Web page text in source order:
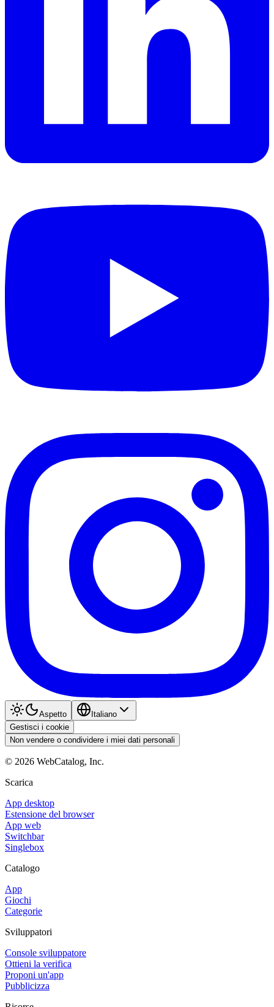
Aspetto
Italiano
Gestisci i cookie
Non vendere o condividere i miei dati personali
© 2026 WebCatalog, Inc.
Scarica
App desktop
Estensione del browser
App web
Switchbar
Singlebox
Catalogo
App
Giochi
Categorie
Sviluppatori
Console sviluppatore
Ottieni la verifica
Proponi un'app
Pubblicizza